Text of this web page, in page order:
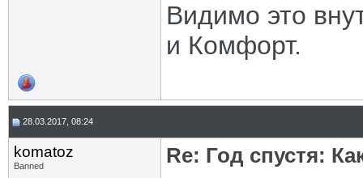
Видимо это
и Комфорт.
28.03.2017, 08:24
komatoz
Banned
Re: Год спустя: